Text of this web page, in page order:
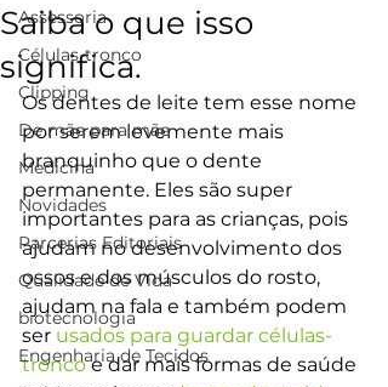
Assessoria
Células-tronco
Clipping
De mãe para mãe
Medicina
Novidades
Parcerias Editoriais
Qualidade de Vida
biotecnologia
Engenharia de Tecidos
Saiba o que isso
significa.
Os dentes de leite tem esse nome
por serem levemente mais
branquinho que o dente
permanente. Eles são super
importantes para as crianças, pois
ajudam no desenvolvimento dos
ossos e dos músculos do rosto,
ajudam na fala e também podem
ser usados para guardar células-
tronco e dar mais formas de saúde